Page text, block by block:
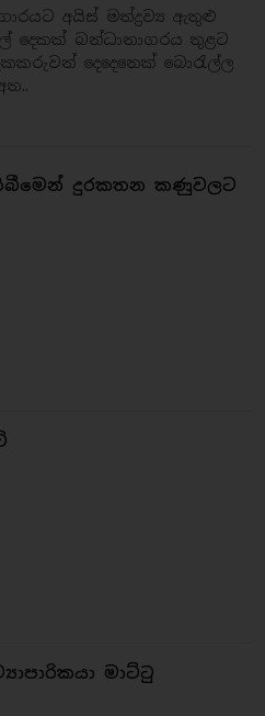
අයිස් මත්ද්‍රව්‍ය ඇතුළු
දෙකක් බන්ධානාගරය තුළට
දෙදෙනෙක් බොරැල්ල
දුරකතන කණුවලට
මාට්ටු